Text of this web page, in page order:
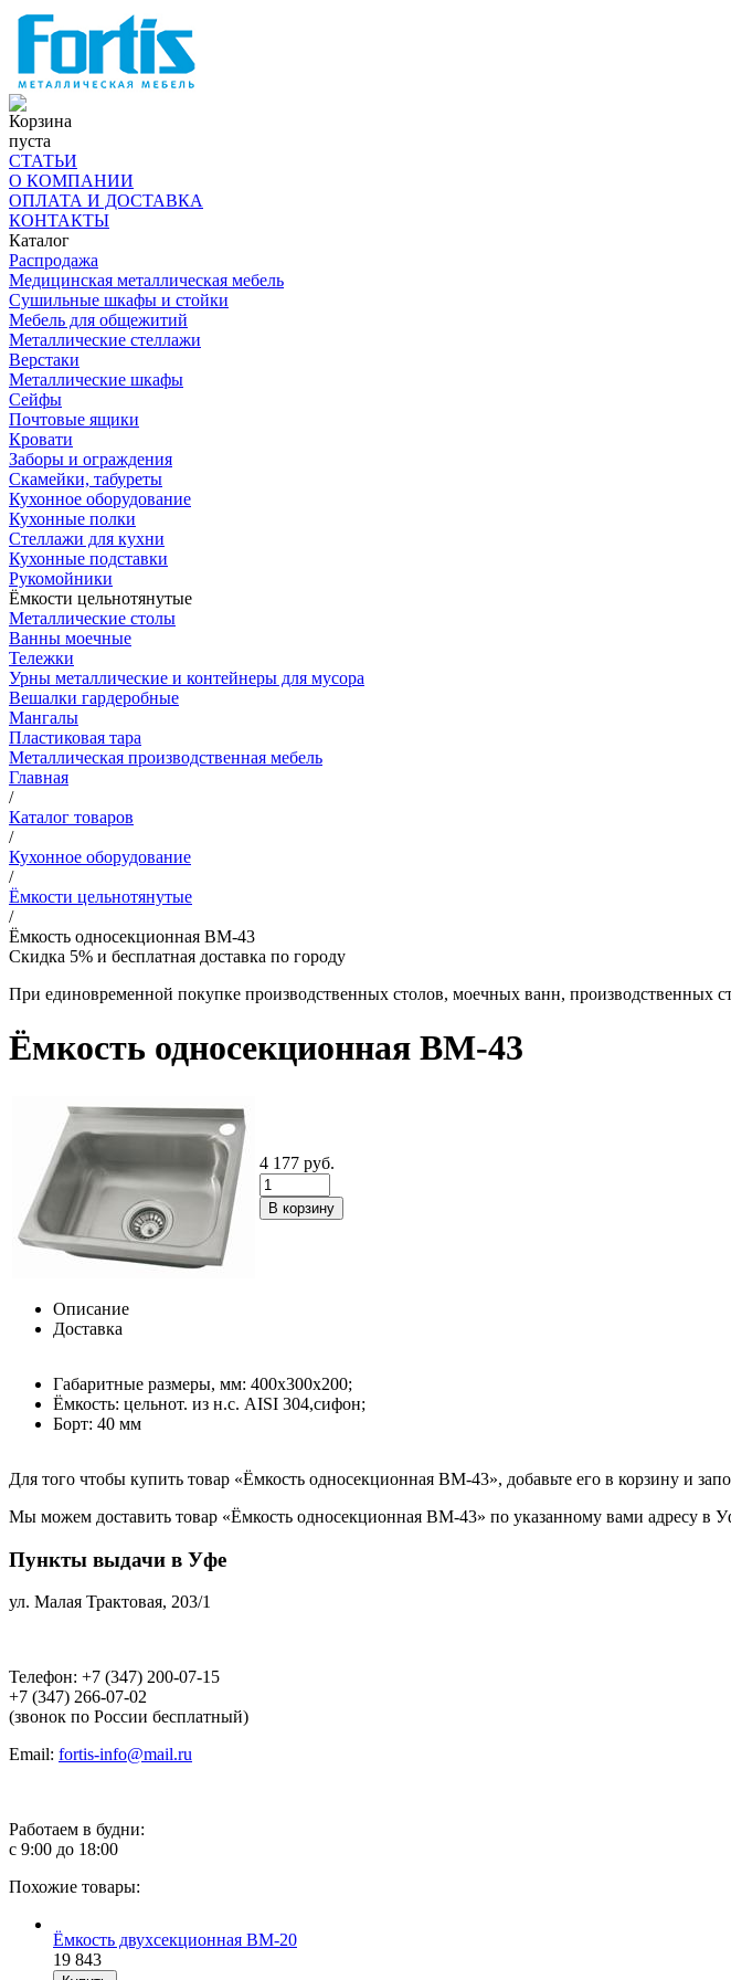
Корзина
пуста
СТАТЬИ
О КОМПАНИИ
ОПЛАТА И ДОСТАВКА
КОНТАКТЫ
Каталог
Распродажа
Медицинская металлическая мебель
Сушильные шкафы и стойки
Мебель для общежитий
Металлические стеллажи
Верстаки
Металлические шкафы
Сейфы
Почтовые ящики
Кровати
Заборы и ограждения
Скамейки, табуреты
Кухонное оборудование
Кухонные полки
Стеллажи для кухни
Кухонные подставки
Рукомойники
Ёмкости цельнотянутые
Металлические столы
Ванны моечные
Тележки
Урны металлические и контейнеры для мусора
Вешалки гардеробные
Мангалы
Пластиковая тара
Металлическая производственная мебель
Главная
/
Каталог товаров
/
Кухонное оборудование
/
Ёмкости цельнотянутые
/
Ёмкость односекционная ВМ-43
Скидка 5% и бесплатная доставка по городу
При единовременной покупке производственных столов, моечных ванн, производственных
Ёмкость односекционная ВМ-43
4 177 руб.
Описание
Доставка
Габаритные размеры, мм: 400х300х200;
Ёмкость: цельнот. из н.с. AISI 304,сифон;
Борт: 40 мм
Для того чтобы купить товар «Ёмкость односекционная ВМ-43», добавьте его в корзину и
Мы можем доставить товар «Ёмкость односекционная ВМ-43» по указанному вами адресу в
Пункты выдачи в Уфе
ул. Малая Трактовая, 203/1
Телефон: +7 (347) 200-07-15
+7 (347) 266-07-02
(звонок по России бесплатный)
Email: fortis-info@mail.ru
Работаем в будни:
с 9:00 до 18:00
Похожие товары:
Ёмкость двухсекционная ВМ-20
19 843